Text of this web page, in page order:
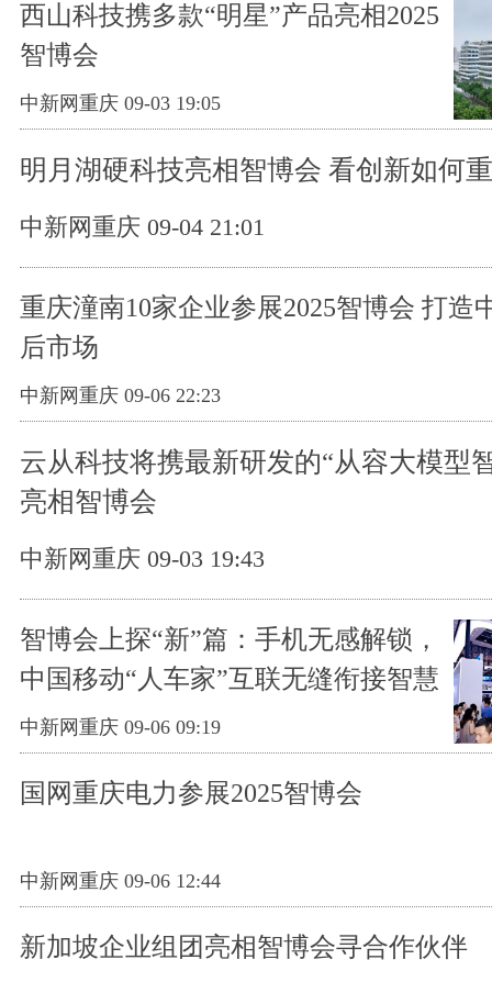
西山科技携多款“明星”产品亮相2025
智博会
中新网重庆 09-03 19:05
明月湖硬科技亮相智博会 看创新如何
中新网重庆 09-04 21:01
重庆潼南10家企业参展2025智博会 打造
后市场
中新网重庆 09-06 22:23
云从科技将携最新研发的“从容大模型
亮相智博会
中新网重庆 09-03 19:43
智博会上探“新”篇：手机无感解锁，
中国移动“人车家”互联无缝衔接智慧
生活
中新网重庆 09-06 09:19
国网重庆电力参展2025智博会
中新网重庆 09-06 12:44
新加坡企业组团亮相智博会寻合作伙伴